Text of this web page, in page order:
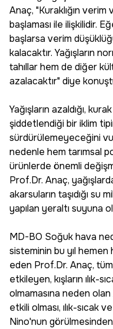
Anaç, "Kuraklığın
başlaması ile ilişkilidir.
başlarsa verim
kalacaktır. Yağışların
tahıllar hem de diğer
azalacaktır" diye
Yağışların azaldığı,
şiddetlendiği bir iklim
sürdürülemeyeceğini
nedenle hem tarımsal
ürünlerde önemli
Prof.Dr. Anaç,
akarsuların taşıdığı su
yapılan yeraltı suyuna
MD-BO Soğuk hava
sisteminin bu yıl hemen
eden Prof.Dr. Anaç,
etkileyen, kışların ılık-
olmamasına neden
etkili olması, ılık-sıcak
Nino'nun